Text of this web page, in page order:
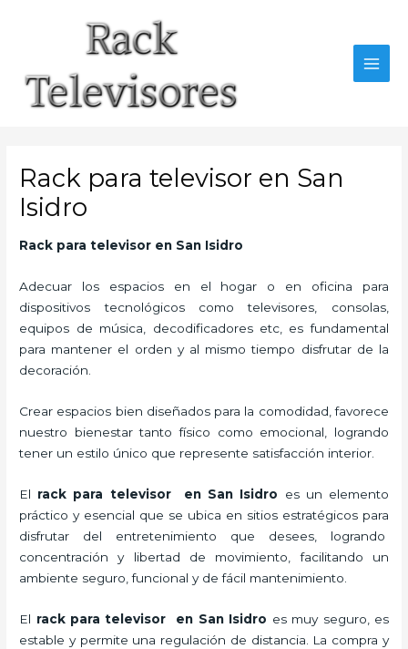
Rack para televisor en San
Isidro
Rack para televisor en San Isidro
Adecuar los espacios en el hogar o en oficina para
dispositivos tecnológicos como televisores, consolas,
equipos de música, decodificadores etc, es fundamental
para mantener el orden y al mismo tiempo disfrutar de la
decoración.
Crear espacios bien diseñados para la comodidad, favorece
nuestro bienestar tanto físico como emocional, logrando
tener un estilo único que represente satisfacción interior.
El rack para televisor en San Isidro es un elemento
práctico y esencial que se ubica en sitios estratégicos para
disfrutar del entretenimiento que desees, logrando
concentración y libertad de movimiento, facilitando un
ambiente seguro, funcional y de fácil mantenimiento.
El rack para televisor en San Isidro es muy seguro, es
estable y permite una regulación de distancia. La compra y